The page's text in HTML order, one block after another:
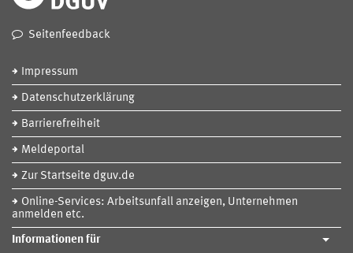
Seitenfeedback
Impressum
Datenschutzerklärung
Barrierefreiheit
Meldeportal
Zur Startseite dguv.de
Online-Services: Arbeitsunfall anzeigen, Unternehmen
anmelden etc.
Informationen für